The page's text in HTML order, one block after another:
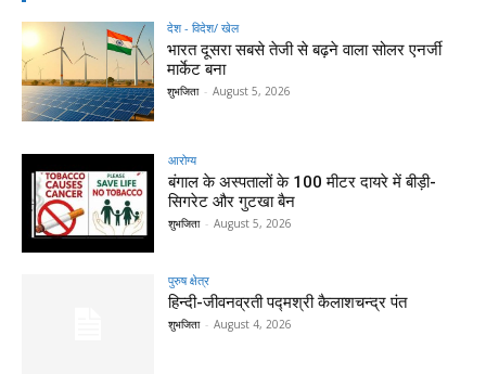
देश - विदेश/ खेल
भारत दूसरा सबसे तेजी से बढ़ने वाला सोलर एनर्जी
मार्केट बना
शुभजिता - August 5, 2026
आरोग्य
बंगाल के अस्पतालों के 100 मीटर दायरे में बीड़ी-
सिगरेट और गुटखा बैन
शुभजिता - August 5, 2026
पुरुष क्षेत्र
हिन्‍दी-जीवनव्रती पद्मश्री कैलाशचन्‍द्र पंत
शुभजिता - August 4, 2026